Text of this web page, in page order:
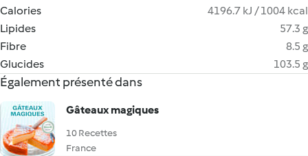
Calories
4196.7 kJ / 1004 kcal
Lipides
57.3 g
Fibre
8.5 g
Glucides
103.5 g
Également présenté dans
Gâteaux magiques
10 Recettes
France